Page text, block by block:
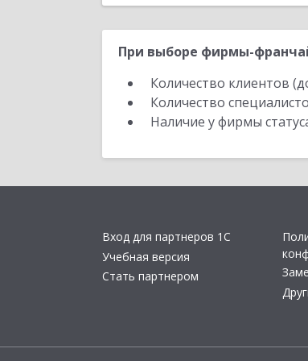
При выборе фирмы-
Количество клиентов
Количество
Наличие у фирмы
Вход для партнеров 1С
Учебная версия
Стать партнером